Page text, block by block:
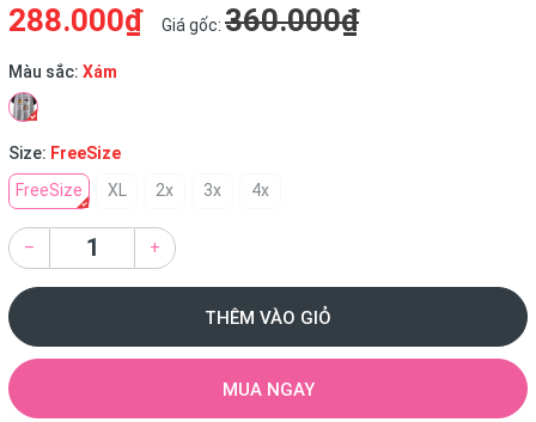
288.000₫ Giá gốc: 360.000₫
Màu sắc: Xám
Size: FreeSize
FreeSize
XL 2x 3x 4x
– +
THÊM VÀO GIỎ
MUA NGAY